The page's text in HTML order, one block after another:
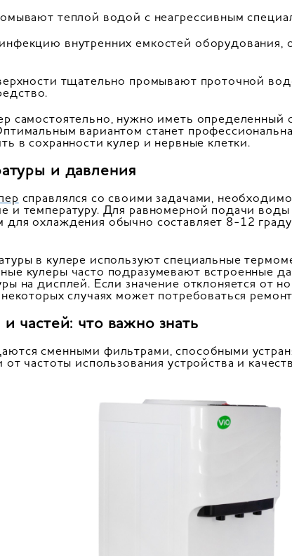
теплой водой с неагрессивным
внутренних емкостей оборудования,
тщательно промывают проточной
самостоятельно, нужно иметь
вариантом станет
в сохранности кулер и нервные клетки.
и давления
справлялся со своими задачами,
и температуру. Для равномерной подачи
для охлаждения обычно составляет 8-12
в кулере используют специальные
кулеры часто подразумевают встроенные
на дисплей. Если значение отклоняется от
некоторых случаях может потребоваться
частей: что важно знать
сменными фильтрами, способными
от частоты использования устройства и